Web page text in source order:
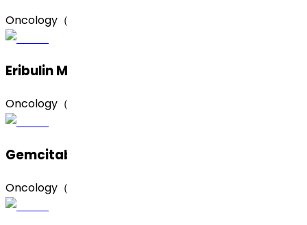
Oncology（肿瘤）
Eribulin Mesylate（甲磺酸艾立布林）
Oncology（肿瘤）
Gemcitabine Hydrochloride（盐酸吉西他滨）
Oncology（肿瘤）